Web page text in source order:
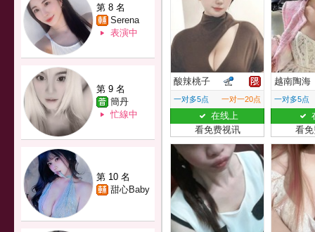
第 8 名
Serena
表演中
第 9 名
簡丹
忙線中
第 10 名
甜心Baby
酸辣桃子
一对多5点 一对一20点
在线上
看免费视讯
越南陶海
一对多5点
看